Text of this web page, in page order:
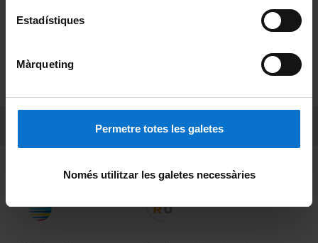
Estadístiques
Màrqueting
Permetre totes les galetes
Només utilitzar les galetes necessàries
MENÚ PEU 1
Política de Cookies
Privacidad y términos